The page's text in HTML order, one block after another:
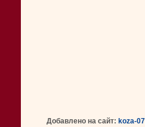
Добавлено на сайт: koza-07